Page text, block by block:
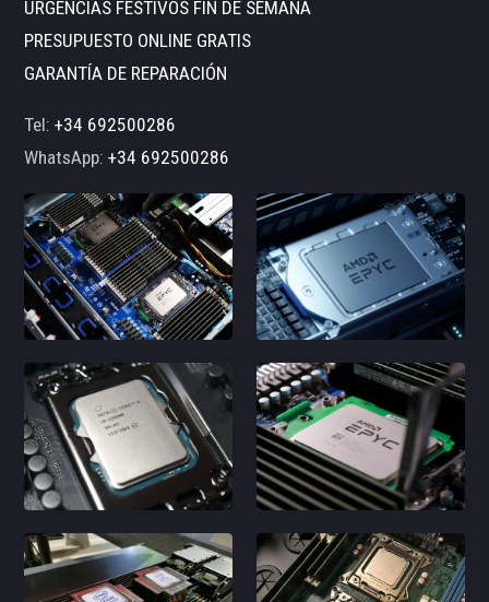
URGENCIAS FESTIVOS FIN DE SEMANA
PRESUPUESTO ONLINE GRATIS
GARANTÍA DE REPARACIÓN
Tel:+34 692500286
WhatsApp:+34 692500286